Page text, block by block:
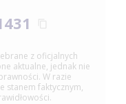
z oficjalnych
aktualne, jednak nie
W razie
stanem faktycznym,